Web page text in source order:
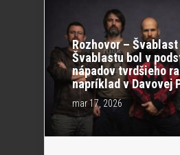
Rozhovor –
Švablastu bol v
nápadov tvrdšieho
napríklad v Davovej
mar 17, 2026